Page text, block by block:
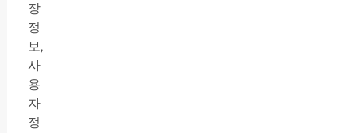
장
정
보,
사
용
자
정